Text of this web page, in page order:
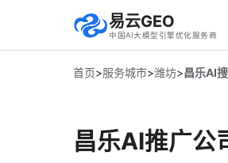
易云GEO
中国AI大模型引擎优化服务商
首页>服务城市>潍坊>昌乐AI
昌乐AI推广公